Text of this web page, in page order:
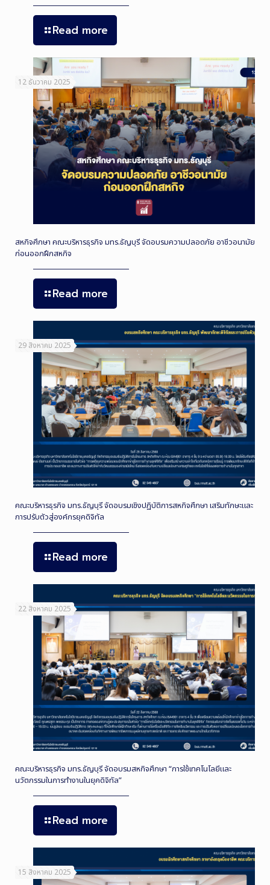
Read more
12 ธันวาคม 2025
สหกิจศึกษา คณะบริหารธุรกิจ มทร.ธัญบุรี จัดอบรมความปลอดภัย อาชีวอนามัย
ก่อนออกฝึกสหกิจ
Read more
29 สิงหาคม 2025
คณะบริหารธุรกิจ มทร.ธัญบุรี จัดอบรมเชิงปฏิบัติการสหกิจศึกษา เสริมทักษะและ
การปรับตัวสู่องค์กรยุคดิจิทัล
Read more
22 สิงหาคม 2025
คณะบริหารธุรกิจ มทร.ธัญบุรี จัดอบรมสหกิจศึกษา “การใช้เทคโนโลยีและ
นวัตกรรมในการทำงานในยุคดิจิทัล”
Read more
15 สิงหาคม 2025